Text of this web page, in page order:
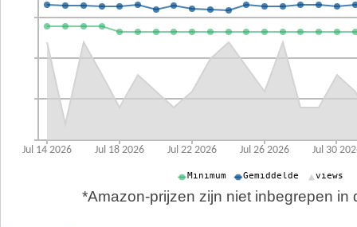
*Amazon-prijzen zijn niet inbegrepen in